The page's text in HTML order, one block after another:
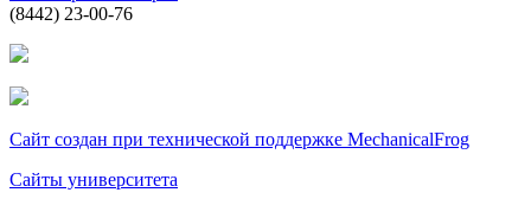
(8442) 23-00-76
Сайт создан при технической поддержке MechanicalFrog
Сайты университета